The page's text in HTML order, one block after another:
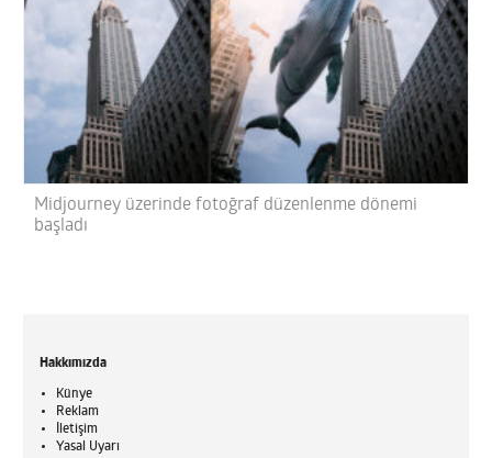
Midjourney üzerinde fotoğraf düzenlenme dönemi
başladı
Hakkımızda
Künye
Reklam
İletişim
Yasal Uyarı